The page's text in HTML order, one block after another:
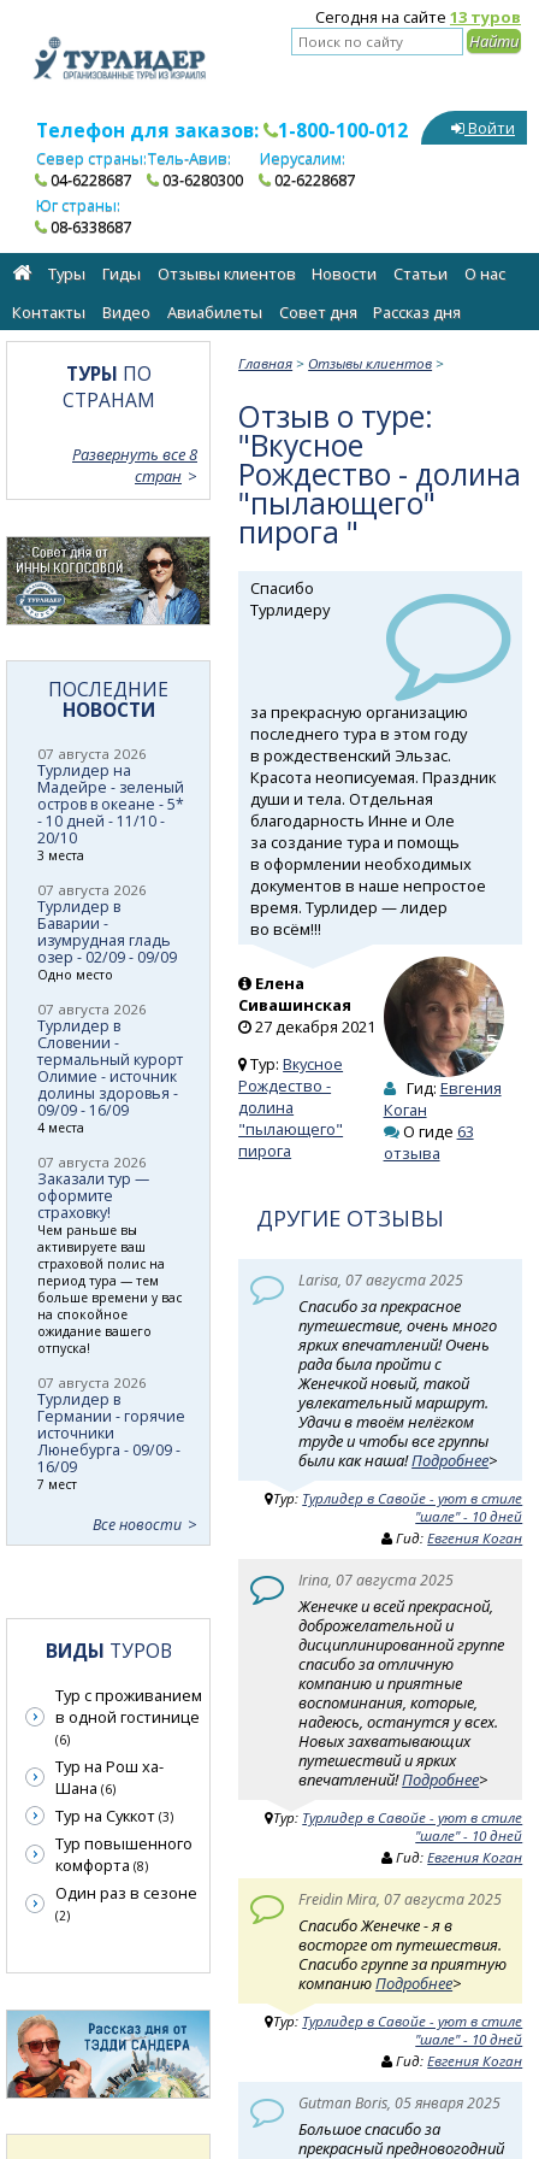
Сегодня на сайте 13 туров
Телефон для заказов: 1-800-100-012
Север страны:
04-6228687
Тель-Авив:
03-6280300
Иерусалим:
02-6228687
Юг страны:
08-6338687
Войти
Туры Гиды Отзывы клиентов Новости Статьи
О нас
Контакты
Видео Авиабилеты Cовет дня Рассказ дня
Главная > Отзывы клиентов >
Отзыв о туре:
"Вкусное
Рождество - долина
"пылающего"
пирога "
Спасибо
Турлидеру
за прекрасную организацию
последнего тура в этом году
в рождественский Эльзас.
Красота неописуемая. Праздник
души и тела. Отдельная
благодарность Инне и Оле
за создание тура и помощь
в оформлении необходимых
документов в наше непростое
время. Турлидер — лидер
во всём!!!
Елена
Сивашинская
27 декабря 2021
Тур:Вкусное
Рождество -
долина
"пылающего"
пирога
Гид: Евгения
Коган
О гиде 63
отзыва
ДРУГИЕ ОТЗЫВЫ
Larisa, 07 августа 2025
Спасибо за прекрасное
путешествие, очень много
ярких впечатлений! Очень
рада была пройти с
Женечкой новый, такой
увлекательный маршрут.
Удачи в твоём нелёгком
труде и чтобы все группы
были как наша!Подробнее>
Тур: Турлидер в Савойе - уют в стиле
"шале" - 10 дней
Гид:Евгения Коган
Irina, 07 августа 2025
Женечке и всей прекрасной,
доброжелательной и
дисциплинированной группе
спасибо за отличную
компанию и приятные
воспоминания, которые,
надеюсь, останутся у всех.
Новых захватывающих
путешествий и ярких
впечатлений!Подробнее>
Тур: Турлидер в Савойе - уют в стиле
"шале" - 10 дней
Гид:Евгения Коган
Freidin Mira, 07 августа 2025
Спасибо Женечке - я в
восторге от путешествия.
Спасибо группе за приятную
компаниюПодробнее>
Тур: Турлидер в Савойе - уют в стиле
"шале" - 10 дней
Гид:Евгения Коган
Gutman Boris, 05 января 2025
Большое спасибо за
прекрасный предновогодний
ТУРЫ ПО
СТРАНАМ
Развернуть все 8
стран
ПОСЛЕДНИЕ
НОВОСТИ
07 августа 2026
Турлидер на
Мадейре - зеленый
остров в океане - 5*
- 10 дней - 11/10 -
20/10
3 места
07 августа 2026
Турлидер в
Баварии -
изумрудная гладь
озер - 02/09 - 09/09
Одно место
07 августа 2026
Турлидер в
Словении -
термальный курорт
Олимие - источник
долины здоровья -
09/09 - 16/09
4 места
07 августа 2026
Заказали тур —
оформите
страховку!
Чем раньше вы
активируете ваш
страховой полис на
период тура — тем
больше времени у вас
на спокойное
ожидание вашего
отпуска!
07 августа 2026
Турлидер в
Германии - горячие
источники
Люнебурга - 09/09 -
16/09
7 мест
Все новости
ВИДЫ ТУРОВ
Тур с проживанием
в одной гостинице
(6)
Тур на Рош ха-
Шана (6)
Тур на Суккот (3)
Тур повышенного
комфорта (8)
Один раз в сезоне
(2)